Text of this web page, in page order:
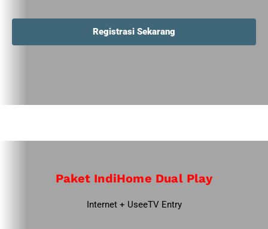
Registrasi Sekarang
Paket IndiHome Dual Play
Internet + UseeTV Entry